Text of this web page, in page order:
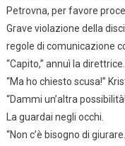
Petrovna, per favore
Grave violazione della
regole di comunicazione
“Capito,” annuì la
“Ma ho chiesto scusa!”
“Dammi un’altra
La guardai negli occhi.
“Non c’è bisogno di